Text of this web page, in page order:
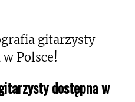
dostępna w